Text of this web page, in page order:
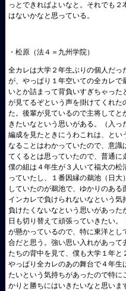
っとできればよいなと。それでも
はないかなと思っている。
・松原（法４＝九州学院）
全カレは大学２年生ぶりの個人だ
が、やっぱり１年空いての全カレ
いとか詰まって背負いすぎちゃっ
が見てるぞという声を掛けてくれ
た。後輩が見ているので主将して
きたいなという思いがある。（入
編成を見たときにうわこれは、と
なることはわかっていたので、意
てくるとは思っていたので、普通に
僕の組は４年生が３人いて福大の
っていたし、１番因縁の鵜池（日
していたのが鵜池で、ゆかりのあ
インカレで負けられないなという
負けたくないなという思いがあっ
日も切り替えて頑張っていきたい
が懸かっているので、特に東洋と
合だと思う。強い思い入れがあっ
たちの背中を見て、僕も大学１年
やっぱり全カレのあの舞台で４年生
たいという気持ちがあったので特
かりと勝ちにはいきたいなと思い